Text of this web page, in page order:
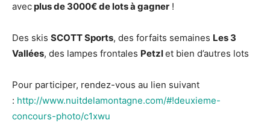
avecplus de 3000€ de lots à gagner !
Des skis SCOTT Sports, des forfaits semaines Les 3
Vallées, des lampes frontales Petzlet bien d’autres lots
Pour participer, rendez-vous au lien suivant
: http://www.nuitdelamontagne.com/#!deuxieme-
concours-photo/c1xwu